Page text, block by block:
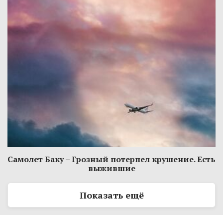
Самолет Баку – Грозный потерпел крушение. Есть
выжившие
Показать ещё